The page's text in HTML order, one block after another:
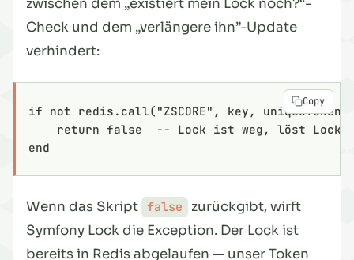
zwischen dem „existiert mein Lock noch?“-
Check und dem „verlängere ihn”-Update
verhindert:
if not redis.call("ZSCORE", key, uniqueToken)
return false  -- Lock ist weg, löst
end
Copy
Wenn das Skript false
zurückgibt, wirft
Symfony Lock die Exception. Der Lock ist
bereits in Redis abgelaufen — unser Token